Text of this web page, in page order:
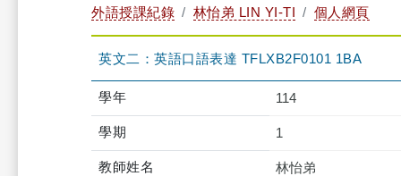
外語授課紀錄 林怡弟 LIN YI-TI 個人網頁
英文二：英語口語表達 TFLXB2F0101 1BA
學年 114
學期 1
教師姓名 林怡弟